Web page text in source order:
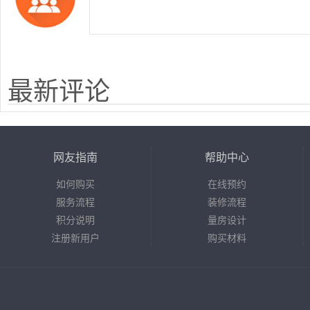
最新评论
网友指南
如何购买
服务流程
积分说明
注册新用户
帮助中心
在线预约
装修流程
量房设计
购买材料